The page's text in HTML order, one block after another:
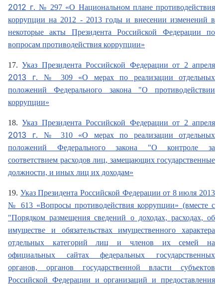
2012 г. № 297 «О Национальном плане противодействия
коррупции на 2012 - 2013 годы и внесении изменений в
некоторые акты Президента Российской Федерации по
вопросам противодействия коррупции»
17.Указ Президента Российской Федерации от 2 апреля
2013 г. № 309 «О мерах по реализации отдельных
положений Федерального закона "О противодействии
коррупции»
18.Указ Президента Российской Федерации от 2 апреля
2013 г. № 310 «О мерах по реализации отдельных
положений Федерального закона "О контроле за
соответствием расходов лиц, замещающих государственные
должности, и иных лиц их доходам»
19. Указ Президента Российской Федерации от 8 июля 2013
№ 613 «Вопросы противодействия коррупции» (вместе с
"Порядком размещения сведений о доходах, расходах, об
имуществе и обязательствах имущественного характера
отдельных категорий лиц и членов их семей на
официальных сайтах федеральных государственных
органов, органов государственной власти субъектов
Российской Федерации и организаций и предоставления